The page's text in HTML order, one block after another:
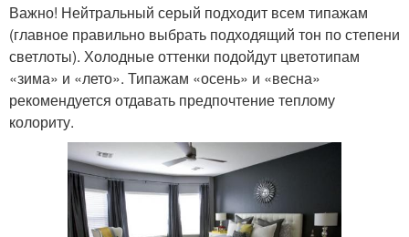
Важно! Нейтральный серый подходит всем типажам
(главное правильно выбрать подходящий тон по степени
светлоты). Холодные оттенки подойдут цветотипам
«зима» и «лето». Типажам «осень» и «весна»
рекомендуется отдавать предпочтение теплому
колориту.